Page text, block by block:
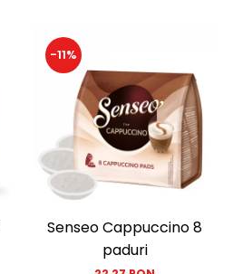
-11%
Senseo Cappuccino 8
paduri